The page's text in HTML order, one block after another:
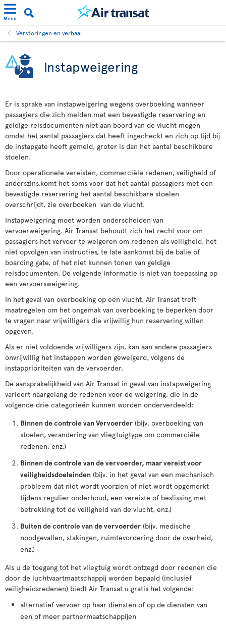
Menu
Verstoringen en verhaal
Instapweigering
Er is sprake van instapweigering wegens overboeking wanneer
passagiers die zich melden met een bevestigde reservering en
geldige reisdocumenten niet aan boord van de vlucht mogen
omdat het aantal passagiers dat heeft ingecheckt en zich op tijd bij
de instapgate heeft gemeld, groter is dan het aantal beschikbare
stoelen.
Door operationele vereisten, commerciële redenen, veiligheid of
anderszins,komt het soms voor dat het aantal passagiers met een
bevestigde reservering het aantal beschikbare stoelen
overschrijdt, zie overboeken van de vlucht.
Instapweigering moet worden onderscheiden van
vervoerweigering. Air Transat behoudt zich het recht voor om
passagiers het vervoer te weigeren om redenen als veiligheid, het
niet opvolgen van instructies, te late aankomst bij de balie of
boarding gate, of het niet kunnen tonen van geldige
reisdocumenten. De volgende informatie is niet van toepassing op
een vervoersweigering.
In het geval van overboeking op een vlucht, Air Transat treft
maatregelen om het ongemak van overboeking te beperken door
te vragen naar vrijwilligers die vrijwillig hun reservering willen
opgeven.
Als er niet voldoende vrijwilligers zijn, kan aan andere passagiers
onvrijwillig het instappen worden geweigerd, volgens de
instapprioriteiten van de vervoerder.
De aansprakelijkheid van Air Transat in geval van instapweigering
varieert naargelang de redenen voor de weigering, die in de
volgende drie categorieën kunnen worden onderverdeeld:
Binnen de controle van Vervoerder (bijv. overboeking van
stoelen, verandering van vliegtuigtype om commerciële
redenen, enz.)
Binnen de controle van de vervoerder, maar vereist voor
veiligheidsdoeleinden (bijv. in het geval van een mechanisch
probleem dat niet wordt voorzien of niet wordt opgemerkt
tijdens regulier onderhoud, een vereiste of beslissing met
betrekking tot de veiligheid van de vlucht, enz.)
Buiten de controle van de vervoerder (bijv. medische
noodgevallen, stakingen, ruimtevordering door de overheid,
enz.)
Als u de toegang tot het vliegtuig wordt ontzegd door redenen die
door de luchtvaartmaatschappij worden bepaald (inclusief
veiligheidsredenen) biedt Air Transat u gratis het volgende:
alternatief vervoer op haar diensten of op de diensten van
een of meer partnermaatschappijen